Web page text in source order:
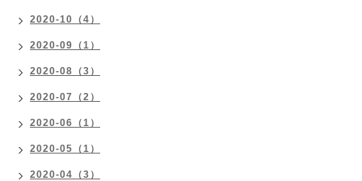
2020-10（4）
2020-09（1）
2020-08（3）
2020-07（2）
2020-06（1）
2020-05（1）
2020-04（3）